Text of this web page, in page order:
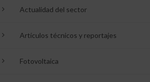
Actualidad del sector
Artículos técnicos y reportajes
Fotovoltaica